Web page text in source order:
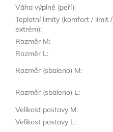
Váha výplně (peří):
Teplotní limity (komfort / limit /
extrém):
Rozměr M:
Rozměr L:
Rozměr (sbaleno) M:
Rozměr (sbaleno) L:
Velikost postavy M:
Velikost postavy L: